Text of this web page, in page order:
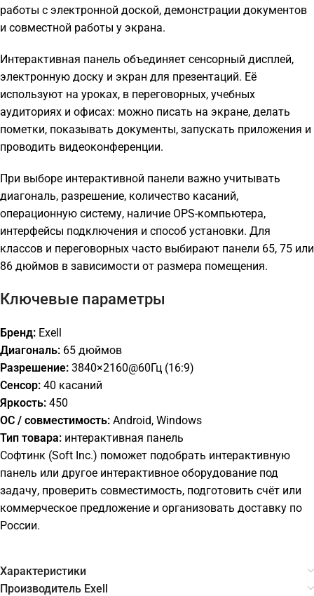
работы с электронной доской, демонстрации документов
и совместной работы у экрана.
Интерактивная панель объединяет сенсорный дисплей,
электронную доску и экран для презентаций. Её
используют на уроках, в переговорных, учебных
аудиториях и офисах: можно писать на экране, делать
пометки, показывать документы, запускать приложения и
проводить видеоконференции.
При выборе интерактивной панели важно учитывать
диагональ, разрешение, количество касаний,
операционную систему, наличие OPS-компьютера,
интерфейсы подключения и способ установки. Для
классов и переговорных часто выбирают панели 65, 75 или
86 дюймов в зависимости от размера помещения.
Ключевые параметры
Бренд: Exell
Диагональ: 65 дюймов
Разрешение: 3840×2160@60Гц (16:9)
Сенсор: 40 касаний
Яркость: 450
ОС / совместимость: Android, Windows
Тип товара: интерактивная панель
Софтинк (Soft Inc.) поможет подобрать интерактивную
панель или другое интерактивное оборудование под
задачу, проверить совместимость, подготовить счёт или
коммерческое предложение и организовать доставку по
России.
Характеристики
Производитель Exell